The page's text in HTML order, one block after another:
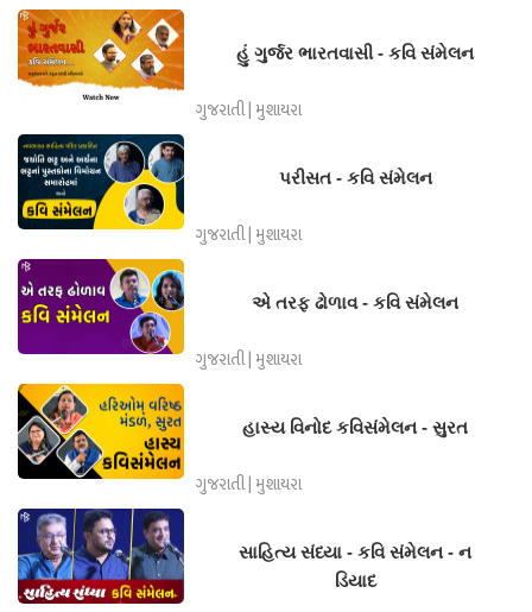
હું ગુર્જર ભારતવાસી - કવિ સંમેલન
ગુજરાતી | મુશાયરા
પરીસત - કવિ સંમેલન
ગુજરાતી | મુશાયરા
એ તરફ ઢોળાવ - કવિ સંમેલન
ગુજરાતી | મુશાયરા
હાસ્ય વિનોદ કવિસંમેલન - સુરત
ગુજરાતી | મુશાયરા
સાહિત્ય સંધ્યા - કવિ સંમેલન - ન
ડિયાદ